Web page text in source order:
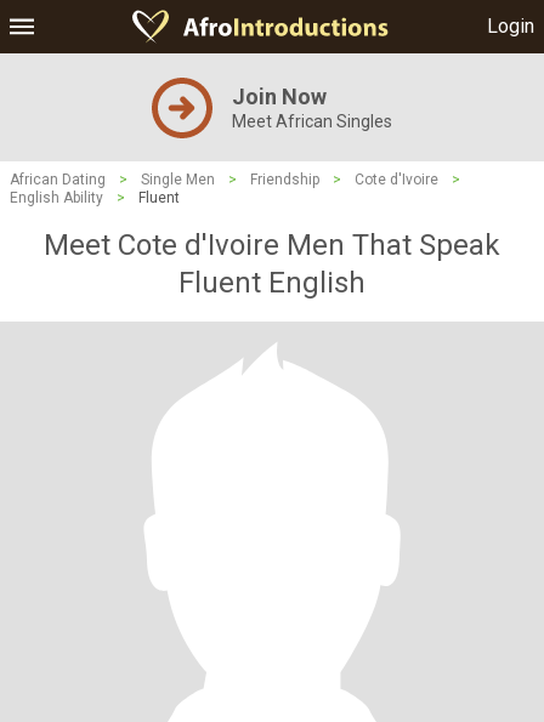
Login
Join Now
Meet African Singles
African Dating > Single Men > Friendship > Cote d'Ivoire
>
English Ability
> Fluent
Meet Cote d'Ivoire Men That Speak
Fluent English